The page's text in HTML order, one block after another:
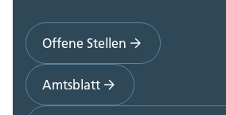
Offene Stellen
Amtsblatt